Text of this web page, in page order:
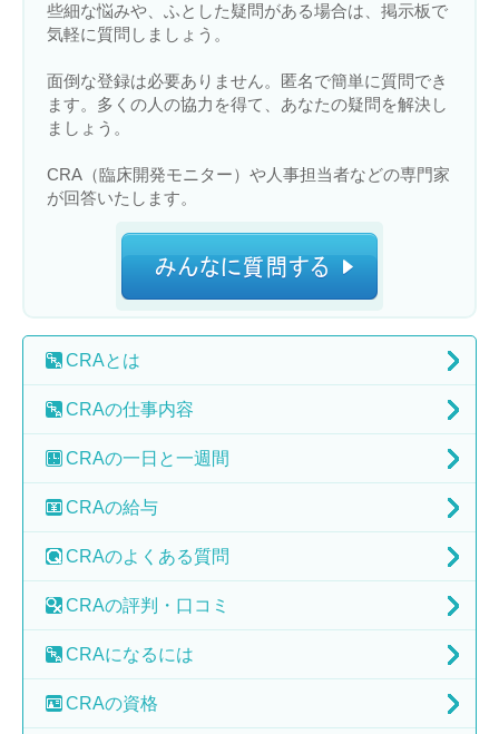
些細な悩みや、ふとした疑問がある場合は、掲示板で
気軽に質問しましょう。
面倒な登録は必要ありません。匿名で簡単に質問でき
ます。多くの人の協力を得て、あなたの疑問を解決し
ましょう。
CRA（臨床開発モニター）や人事担当者などの専門家
が回答いたします。
CRAとは
CRAの仕事内容
CRAの一日と一週間
CRAの給与
CRAのよくある質問
CRAの評判・口コミ
CRAになるには
CRAの資格